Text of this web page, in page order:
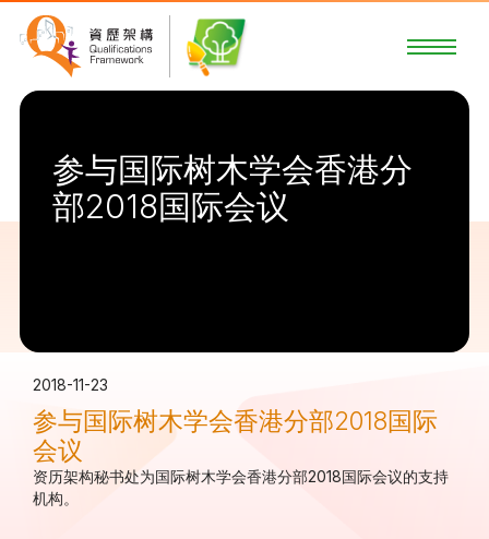
参与国际树木学会香港分
部2018国际会议
2018-11-23
参与国际树木学会香港分部2018国际
会议
资历架构秘书处为国际树木学会香港分部2018国际会议的支持
机构。